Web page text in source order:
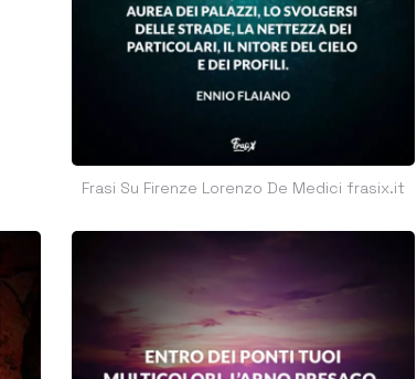
Frasi Su Firenze Lorenzo De Medici frasix.it